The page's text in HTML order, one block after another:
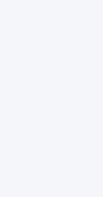
به
می‌شود.